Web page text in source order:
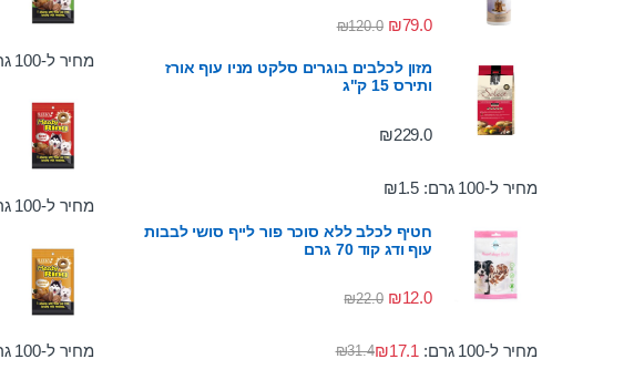
₪79.0
₪120.0
מזון לכלבים בוגרים סלקט מניו עוף אורז
ותירס 15 ק"ג
₪229.0
מחיר ל-100 גרם: ₪1.5
חטיף לכלב ללא סוכר פור לייף סושי לבבות
עוף ודג קוד 70 גרם
₪12.0
₪22.0
מחיר ל-100 גרם: ₪31.4₪17.1
מחיר ל-100 גרם:
מחיר ל-100 גרם:
מחיר ל-100 גרם: